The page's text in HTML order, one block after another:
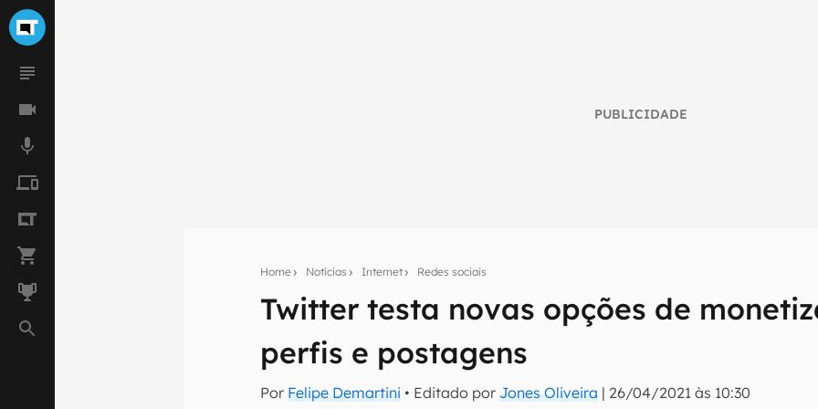
PUBLICIDADE
Home Notícias Internet Redes sociais
Twitter testa novas opções de
perfis e postagens
Por Felipe Demartini • Editado por Jones Oliveira | 26/04/2021 às 10:30
Seu resumo inteligente do mundo tech!
Assine a newsletter do Canaltech e receba notícias e reviews sobre tecnologia
mão.
E-mail